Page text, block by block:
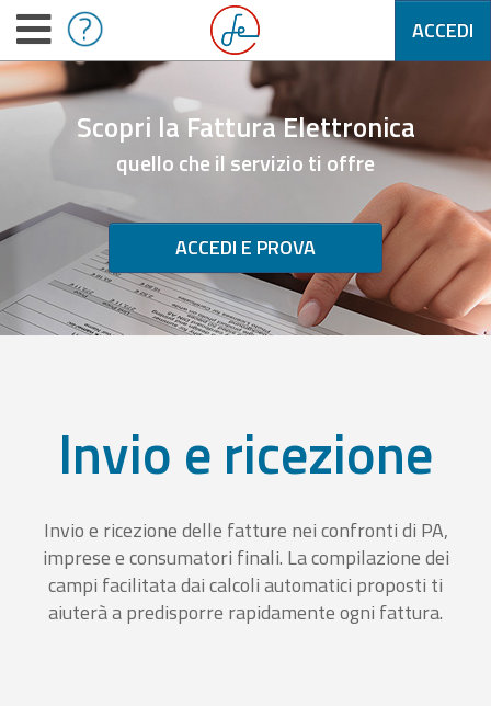
ACCEDI
Scopri la Fattura Elettronica
quello che il servizio ti offre
ACCEDI E PROVA
Invio e ricezione
Invio e ricezione delle fatture nei confronti di PA,
imprese e consumatori finali. La compilazione dei
campi facilitata dai calcoli automatici proposti ti
aiuterà a predisporre rapidamente ogni fattura.